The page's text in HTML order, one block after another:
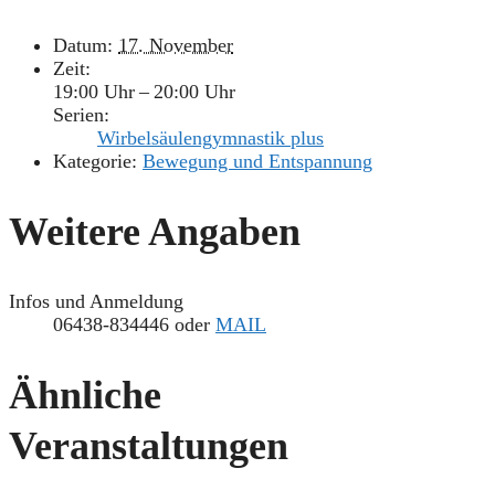
Datum: 17. November
Zeit:
19:00 Uhr – 20:00 Uhr
Serien:
Wirbelsäulengymnastik plus
Kategorie: Bewegung und Entspannung
Weitere Angaben
Infos und Anmeldung
06438-834446 oder MAIL
Ähnliche
Veranstaltungen